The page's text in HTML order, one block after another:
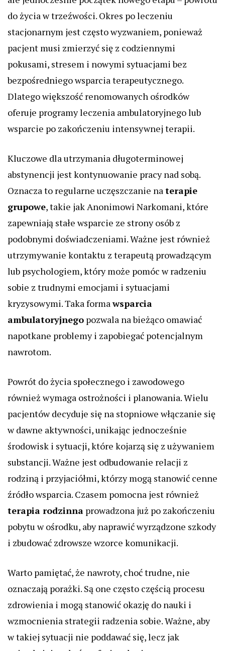
do życia w trzeźwości. Okres po leczeniu
stacjonarnym jest często wyzwaniem, ponieważ
pacjent musi zmierzyć się z codziennymi
pokusami, stresem i nowymi sytuacjami bez
bezpośredniego wsparcia terapeutycznego.
Dlatego większość renomowanych ośrodków
oferuje programy leczenia ambulatoryjnego lub
wsparcie po zakończeniu intensywnej terapii.
Kluczowe dla utrzymania długoterminowej
abstynencji jest kontynuowanie pracy nad sobą.
Oznacza to regularne uczęszczanie naterapie
grupowe, takie jak Anonimowi Narkomani, które
zapewniają stałe wsparcie ze strony osób z
podobnymi doświadczeniami. Ważne jest również
utrzymywanie kontaktu z terapeutą prowadzącym
lub psychologiem, który może pomóc w radzeniu
sobie z trudnymi emocjami i sytuacjami
kryzysowymi. Taka formawsparcia
ambulatoryjnego pozwala na bieżąco omawiać
napotkane problemy i zapobiegać potencjalnym
nawrotom.
Powrót do życia społecznego i zawodowego
również wymaga ostrożności i planowania. Wielu
pacjentów decyduje się na stopniowe włączanie się
w dawne aktywności, unikając jednocześnie
środowisk i sytuacji, które kojarzą się z używaniem
substancji. Ważne jest odbudowanie relacji z
rodziną i przyjaciółmi, którzy mogą stanowić cenne
źródło wsparcia. Czasem pomocna jest również
terapia rodzinna prowadzona już po zakończeniu
pobytu w ośrodku, aby naprawić wyrządzone szkody
i zbudować zdrowsze wzorce komunikacji.
Warto pamiętać, że nawroty, choć trudne, nie
oznaczają porażki. Są one często częścią procesu
zdrowienia i mogą stanowić okazję do nauki i
wzmocnienia strategii radzenia sobie. Ważne, aby
w takiej sytuacji nie poddawać się, lecz jak